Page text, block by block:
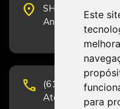
Este
para
place
SHS Quadra 6,
Andar, Sala 2001
phone
(61) 3223-1652
Atendimento por